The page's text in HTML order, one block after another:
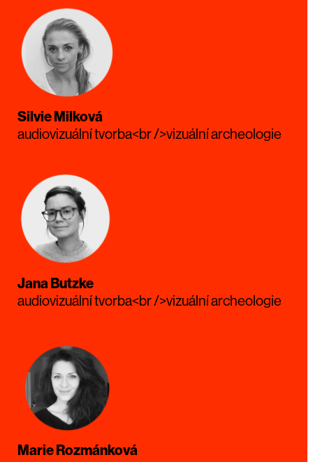
Silvie Milková
audiovizuální tvorba<br />vizuální archeologie
Jana Butzke
audiovizuální tvorba<br />vizuální archeologie
Marie Rozmánková